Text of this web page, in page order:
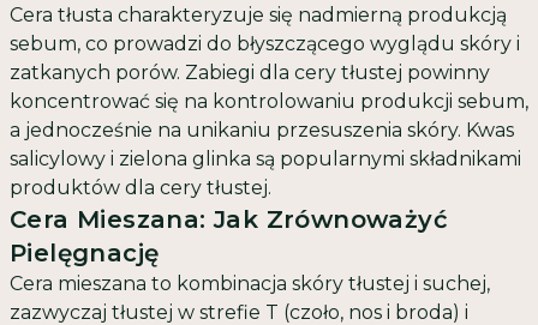
Cera tłusta charakteryzuje się nadmierną produkcją
sebum, co prowadzi do błyszczącego wyglądu skóry i
zatkanych porów. Zabiegi dla cery tłustej powinny
koncentrować się na kontrolowaniu produkcji sebum,
a jednocześnie na unikaniu przesuszenia skóry. Kwas
salicylowy i zielona glinka są popularnymi składnikami
produktów dla cery tłustej.
Cera Mieszana: Jak Zrównoważyć
Pielęgnację
Cera mieszana to kombinacja skóry tłustej i suchej,
zazwyczaj tłustej w strefie T (czoło, nos i broda) i